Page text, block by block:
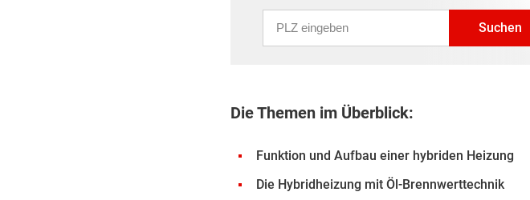
Suchen
Die Themen im Überblick:
Funktion und Aufbau einer hybriden Heizung
Die Hybridheizung mit Öl-Brennwerttechnik